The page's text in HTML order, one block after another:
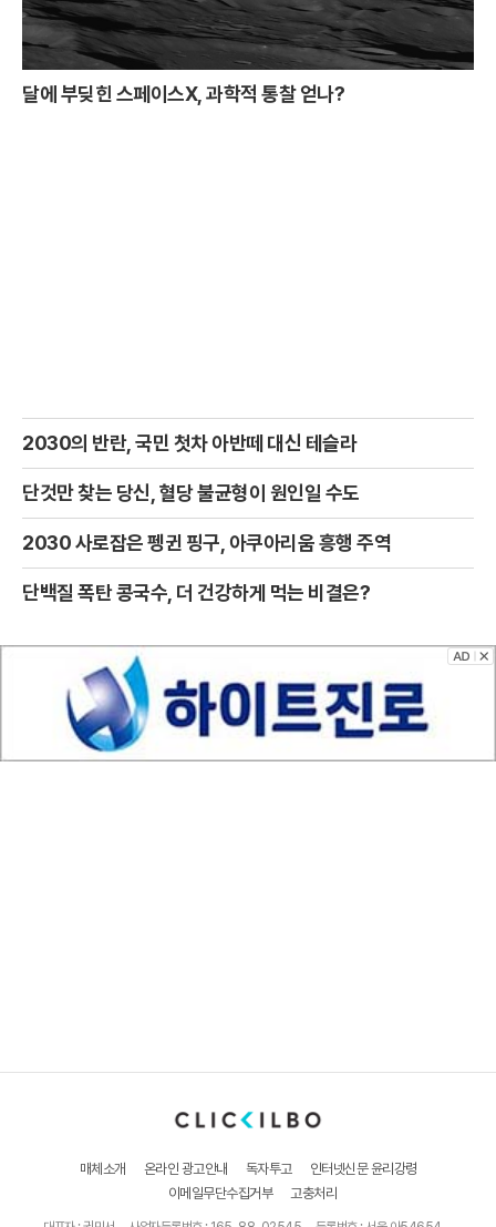
달에 부딪힌 스페이스X, 과학적 통찰 얻나?
2030의 반란, 국민 첫차 아반떼 대신 테슬라
단것만 찾는 당신, 혈당 불균형이 원인일 수도
2030 사로잡은 펭귄 핑구, 아쿠아리움 흥행 주역
단백질 폭탄 콩국수, 더 건강하게 먹는 비결은?
매체소개 온라인 광고안내 독자투고
인터넷신문 윤리강령
이메일무단수집거부
고충처리